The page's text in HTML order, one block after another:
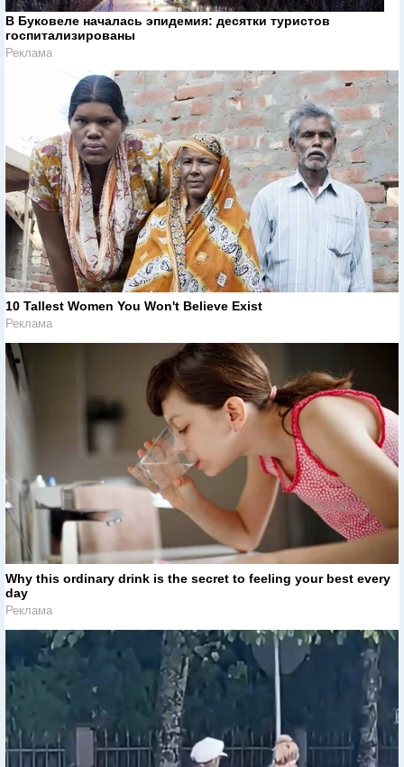
В Буковеле началась эпидемия: десятки туристов
госпитализированы
Реклама
10 Tallest Women You Won't Believe Exist
Реклама
Why this ordinary drink is the secret to feeling your best every
day
Реклама